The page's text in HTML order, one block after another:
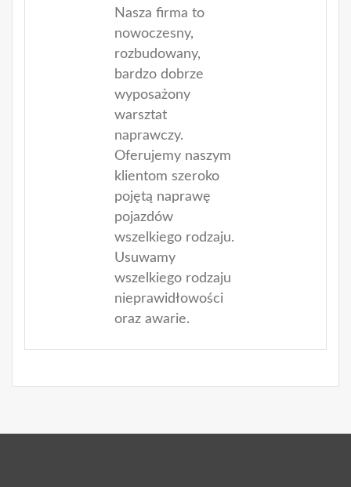
Nasza firma to
nowoczesny,
rozbudowany,
bardzo dobrze
wyposażony
warsztat
naprawczy.
Oferujemy naszym
klientom szeroko
pojętą naprawę
pojazdów
wszelkiego rodzaju.
Usuwamy
wszelkiego rodzaju
nieprawidłowości
oraz awarie.